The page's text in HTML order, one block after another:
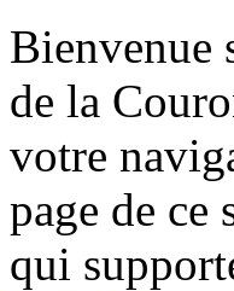
Bienvenue
de la
votre
page de
qui